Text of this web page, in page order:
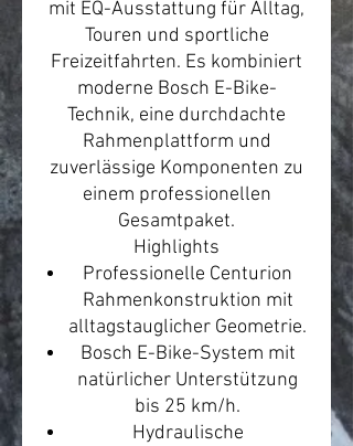
mit EQ-Ausstattung für Alltag,
Touren und sportliche
Freizeitfahrten. Es kombiniert
moderne Bosch E-Bike-
Technik, eine durchdachte
Rahmenplattform und
zuverlässige Komponenten zu
einem professionellen
Gesamtpaket.
Highlights
Professionelle Centurion
Rahmenkonstruktion mit
alltagstauglicher Geometrie.
Bosch E-Bike-System mit
natürlicher Unterstützung
bis 25 km/h.
Hydraulische